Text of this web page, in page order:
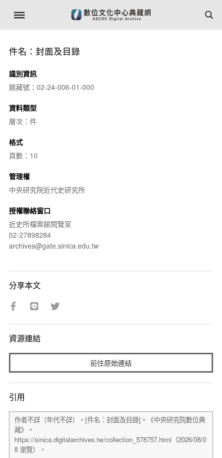
件名：封面及目錄
識別資訊
館藏號：02-24-006-01-000
資料類型
層次：件
格式
頁數：10
管理權
中央研究院近代史研究所
授權聯絡窗口
近史所檔案館閱覽室
02-27898284
archives@gate.sinica.edu.tw
分享本文
資源連結
前往原始連結
引用